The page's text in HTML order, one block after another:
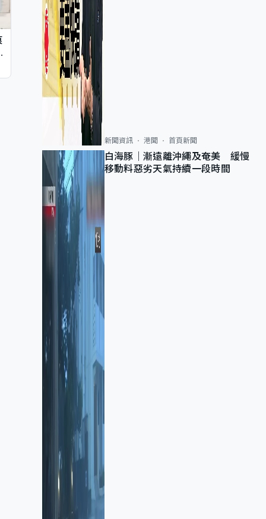
新聞資訊 港聞 首頁新聞
白海豚｜漸遠離沖繩及奄美 緩慢
移動料惡劣天氣持續一段時間